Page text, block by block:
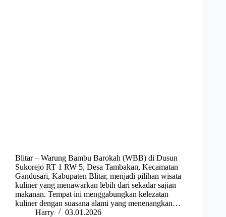
Blitar – Warung Bambu Barokah (WBB) di Dusun
Sukorejo RT 1 RW 5, Desa Tambakan, Kecamatan
Gandusari, Kabupaten Blitar, menjadi pilihan wisata
kuliner yang menawarkan lebih dari sekadar sajian
makanan. Tempat ini menggabungkan kelezatan
kuliner dengan suasana alami yang menenangkan…
Harry
03.01.2026